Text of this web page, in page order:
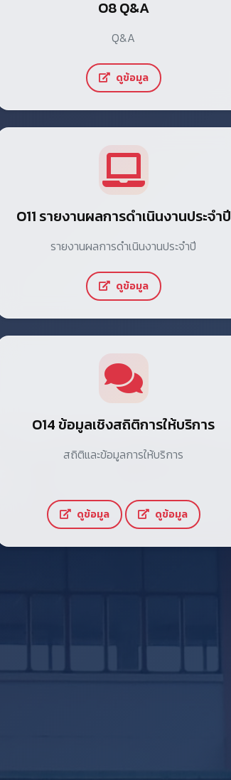
O8 Q&A
Q&A
ดูข้อมูล
O11 รายงานผลการดำเนินงานประจำปี
รายงานผลการดำเนินงานประจำปี
ดูข้อมูล
O14 ข้อมูลเชิงสถิติการให้บริการ
สถิติและข้อมูลการให้บริการ
ดูข้อมูล ดูข้อมูล